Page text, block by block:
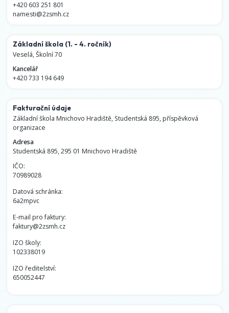
+420 603 251 801
namesti@2zsmh.cz
Základní škola (1. - 4. ročník)
Veselá, Školní 70
Kancelář
+420 733 194 649
Fakturační údaje
Základní škola Mnichovo Hradiště, Studentská 895, příspěvková
organizace
Adresa
Studentská 895, 295 01 Mnichovo Hradiště
IČO:
70989028
Datová schránka:
6a2mpvc
E-mail pro faktury:
faktury@2zsmh.cz
IZO školy:
102338019
IZO ředitelství:
650052447